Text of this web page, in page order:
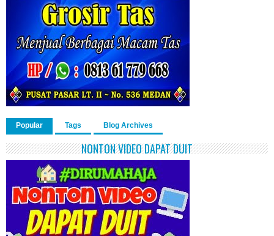
Popular Tags Blog Archives
NONTON VIDEO DAPAT DUIT